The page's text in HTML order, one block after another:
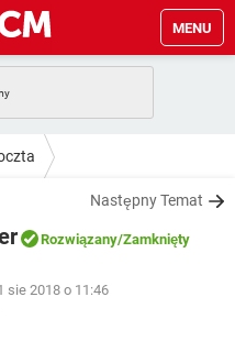
MENU
WHATSAPP
FACEBOOK
TIKTOK
FACEBOOK
TIKTOK
TIKTOK
Następny Temat
Rozwiązany/Zamknięty
sie 2018 o 11:46